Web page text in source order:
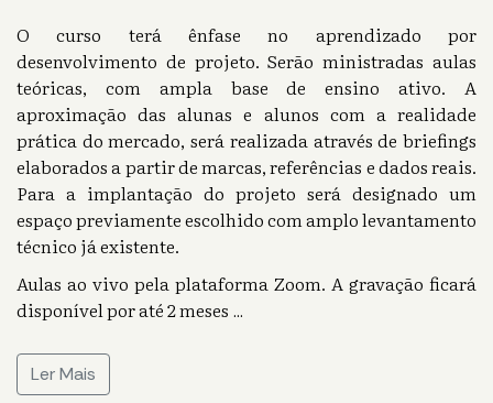
O curso terá ênfase no aprendizado por
desenvolvimento de projeto. Serão ministradas aulas
teóricas, com ampla base de ensino ativo. A
aproximação das alunas e alunos com a realidade
prática do mercado, será realizada através de briefings
elaborados a partir de marcas, referências e dados reais.
Para a implantação do projeto será designado um
espaço previamente escolhido com amplo levantamento
técnico já existente.
Aulas ao vivo pela plataforma Zoom. A gravação ficará
disponível por até 2 meses ...
Ler Mais